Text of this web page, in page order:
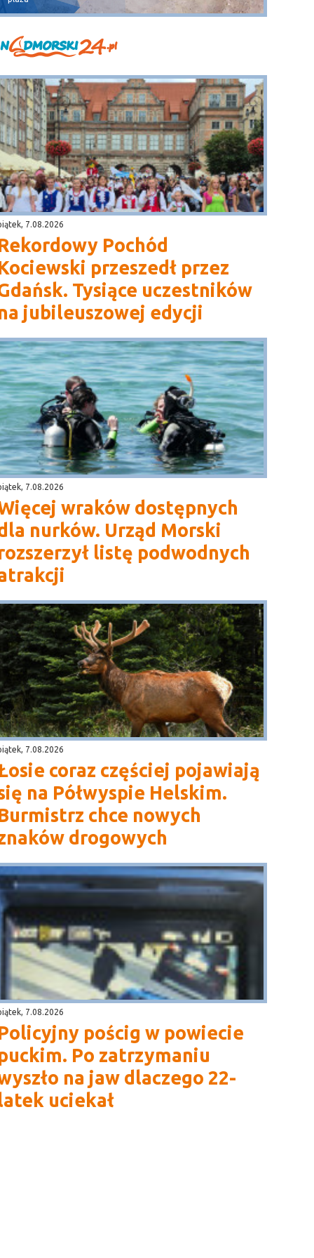
7.08.2026
Pochód
przeszedł przez
Tysiące uczestników
jubileuszowej edycji
7.08.2026
wraków dostępnych
nurków. Urząd Morski
listę podwodnych
7.08.2026
coraz częściej pojawiają
na Półwyspie Helskim.
chce nowych
drogowych
7.08.2026
pościg w powiecie
Po zatrzymaniu
na jaw dlaczego 22-
uciekał